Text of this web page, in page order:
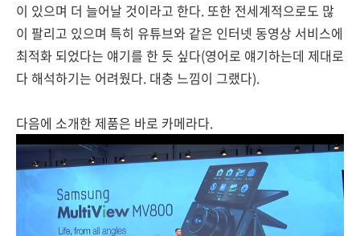
이 있으며 더 늘어날 것이라고 한다. 또한 전세계적으로도 많
이 팔리고 있으며 특히 유튜브와 같은 인터넷 동영상 서비스에
최적화 되었다는 얘기를 한 듯 싶다(영어로 얘기하는데 제대로
다 해석하기는 어려웠다. 대충 느낌이 그랬다).
다음에 소개한 제품은 바로 카메라다.